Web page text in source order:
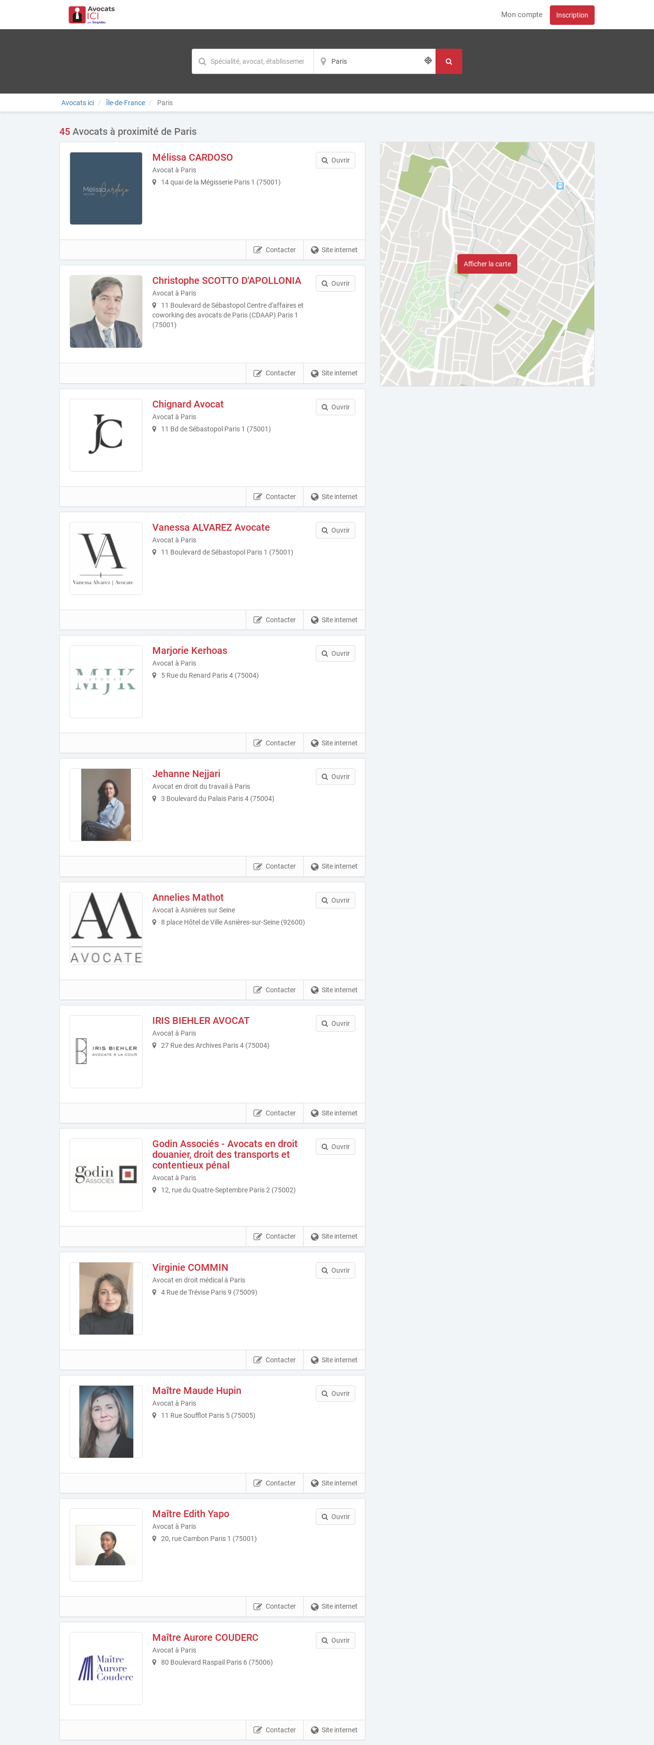
Mon compte Inscription
Avocats ici Île-de-France Paris
45 Avocats à proximité de Paris
Mélissa CARDOSO
Avocat à Paris
14 quai de la Mégisserie Paris 1 (75001)
Ouvrir
Site internet
Contacter
Christophe SCOTTO D'APOLLONIA
Avocat à Paris
11 Boulevard de Sébastopol Centre d'affaires et
coworking des avocats de Paris (CDAAP) Paris 1
(75001)
Ouvrir
Site internet
Contacter
Chignard Avocat
Avocat à Paris
11 Bd de Sébastopol Paris 1 (75001)
Ouvrir
Site internet
Contacter
Vanessa ALVAREZ Avocate
Avocat à Paris
11 Boulevard de Sébastopol Paris 1 (75001)
Ouvrir
Site internet
Contacter
Marjorie Kerhoas
Avocat à Paris
5 Rue du Renard Paris 4 (75004)
Ouvrir
Site internet
Contacter
Jehanne Nejjari
Avocat en droit du travail à Paris
3 Boulevard du Palais Paris 4 (75004)
Ouvrir
Site internet
Contacter
Annelies Mathot
Avocat à Asnières sur Seine
8 place Hôtel de Ville Asnières-sur-Seine (92600)
Ouvrir
Site internet
Contacter
IRIS BIEHLER AVOCAT
Avocat à Paris
27 Rue des Archives Paris 4 (75004)
Ouvrir
Site internet
Contacter
Godin Associés - Avocats en droit
douanier, droit des transports et
contentieux pénal
Avocat à Paris
12, rue du Quatre-Septembre Paris 2 (75002)
Ouvrir
Site internet
Contacter
Virginie COMMIN
Avocat en droit médical à Paris
4 Rue de Trévise Paris 9 (75009)
Ouvrir
Site internet
Contacter
Maître Maude Hupin
Avocat à Paris
11 Rue Soufflot Paris 5 (75005)
Ouvrir
Site internet
Contacter
Maître Edith Yapo
Avocat à Paris
20, rue Cambon Paris 1 (75001)
Ouvrir
Site internet
Contacter
Maître Aurore COUDERC
Avocat à Paris
80 Boulevard Raspail Paris 6 (75006)
Ouvrir
Site internet
Contacter
Afficher la carte